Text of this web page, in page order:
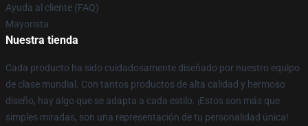
Ayuda al cliente (FAQ)
Mayorista
Nuestra tienda
Cada producto ha sido cuidadosamente diseñado por nuestro equipo
de clase mundial. Con tantos productos de alta calidad y hermoso
diseño, hay algo que se adapta a cada estilo. ¡Estos son más que
simples miradas, son una representación de tu personalidad única!